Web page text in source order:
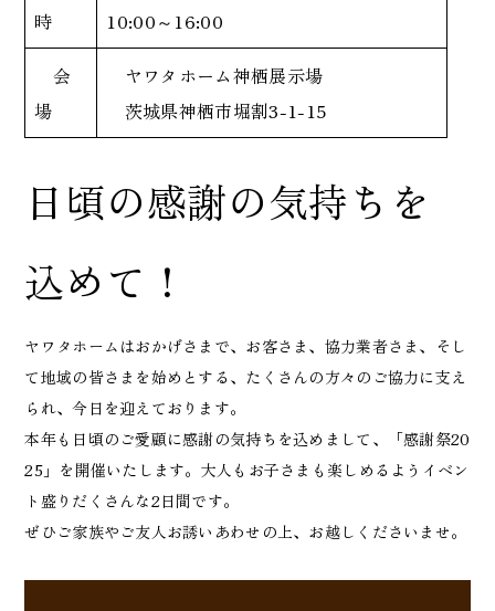
時
10:00～16:00
会
場
ヤワタホーム神栖展示場
茨城県神栖市堀割3-1-15
日頃の感謝の気持ちを
込めて！
ヤワタホームはおかげさまで、お客さま、協力業者さま、そし
て地域の皆さまを始めとする、たくさんの方々のご協力に支え
られ、今日を迎えております。
本年も日頃のご愛顧に感謝の気持ちを込めまして、「感謝祭20
25」を開催いたします。大人もお子さまも楽しめるようイベン
ト盛りだくさんな2日間です。
ぜひご家族やご友人お誘いあわせの上、お越しくださいませ。